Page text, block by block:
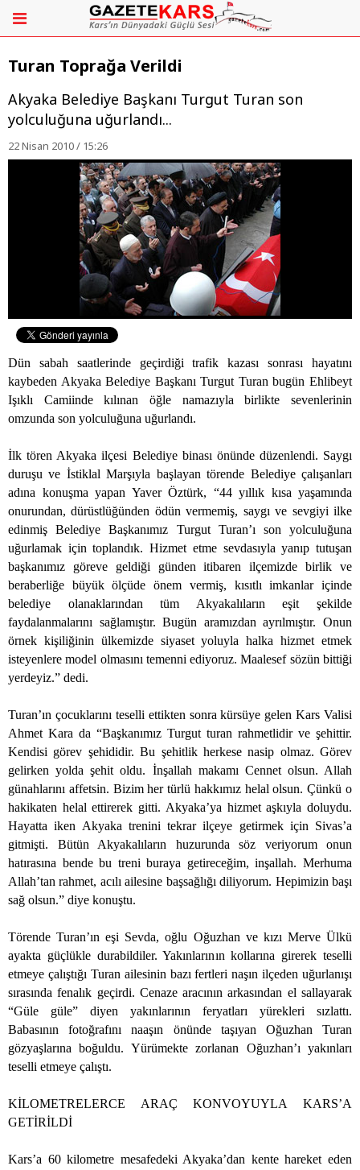
Turan Toprağa Verildi
Akyaka Belediye Başkanı Turgut Turan son
yolculuğuna uğurlandı...
22 Nisan 2010 / 15:26
Dün sabah saatlerinde geçirdiği trafik kazası sonrası hayatını
kaybeden Akyaka Belediye Başkanı Turgut Turan bugün Ehlibeyt
Işıklı Camiinde kılınan öğle namazıyla birlikte sevenlerinin
omzunda son yolculuğuna uğurlandı.
İlk tören Akyaka ilçesi Belediye binası önünde düzenlendi. Saygı
duruşu ve İstiklal Marşıyla başlayan törende Belediye çalışanları
adına konuşma yapan Yaver Öztürk, “44 yıllık kısa yaşamında
onurundan, dürüstlüğünden ödün vermemiş, saygı ve sevgiyi ilke
edinmiş Belediye Başkanımız Turgut Turan’ı son yolculuğuna
uğurlamak için toplandık. Hizmet etme sevdasıyla yanıp tutuşan
başkanımız göreve geldiği günden itibaren ilçemizde birlik ve
beraberliğe büyük ölçüde önem vermiş, kısıtlı imkanlar içinde
belediye olanaklarından tüm Akyakalıların eşit şekilde
faydalanmalarını sağlamıştır. Bugün aramızdan ayrılmıştır. Onun
örnek kişiliğinin ülkemizde siyaset yoluyla halka hizmet etmek
isteyenlere model olmasını temenni ediyoruz. Maalesef sözün bittiği
yerdeyiz.” dedi.
Turan’ın çocuklarını teselli ettikten sonra kürsüye gelen Kars Valisi
Ahmet Kara da “Başkanımız Turgut turan rahmetlidir ve şehittir.
Kendisi görev şehididir. Bu şehitlik herkese nasip olmaz. Görev
gelirken yolda şehit oldu. İnşallah makamı Cennet olsun. Allah
günahlarını affetsin. Bizim her türlü hakkımız helal olsun. Çünkü o
hakikaten helal ettirerek gitti. Akyaka’ya hizmet aşkıyla doluydu.
Hayatta iken Akyaka trenini tekrar ilçeye getirmek için Sivas’a
gitmişti. Bütün Akyakalıların huzurunda söz veriyorum onun
hatırasına bende bu treni buraya getireceğim, inşallah. Merhuma
Allah’tan rahmet, acılı ailesine başsağlığı diliyorum. Hepimizin başı
sağ olsun.” diye konuştu.
Törende Turan’ın eşi Sevda, oğlu Oğuzhan ve kızı Merve Ülkü
ayakta güçlükle durabildiler. Yakınlarının kollarına girerek teselli
etmeye çalıştığı Turan ailesinin bazı fertleri naşın ilçeden uğurlanışı
sırasında fenalık geçirdi. Cenaze aracının arkasından el sallayarak
“Güle güle” diyen yakınlarının feryatları yürekleri sızlattı.
Babasının fotoğrafını naaşın önünde taşıyan Oğuzhan Turan
gözyaşlarına boğuldu. Yürümekte zorlanan Oğuzhan’ı yakınları
teselli etmeye çalıştı.
KİLOMETRELERCE ARAÇ KONVOYUYLA KARS’A
GETİRİLDİ
Kars’a 60 kilometre mesafedeki Akyaka’dan kente hareket eden